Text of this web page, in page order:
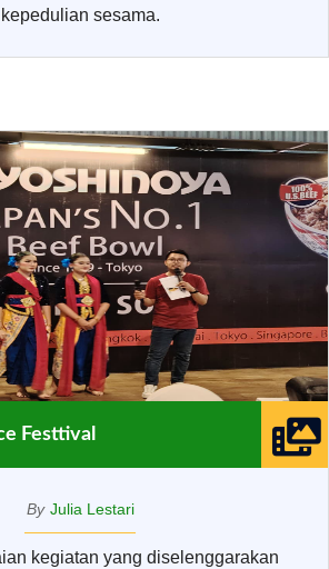
kepedulian sesama.
Festtival
By Julia Lestari
kegiatan yang diselenggarakan